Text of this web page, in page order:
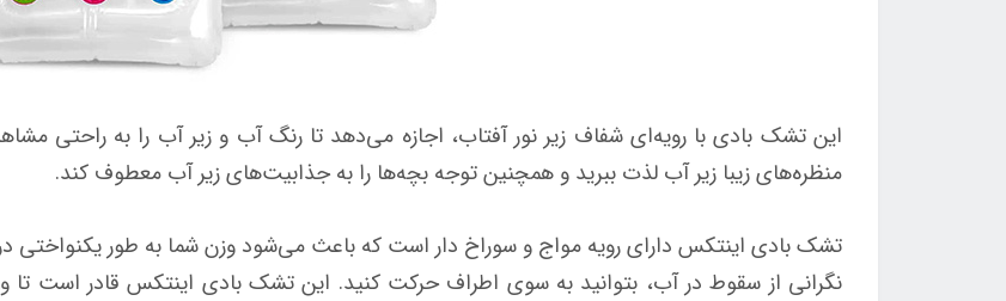
این تشک بادی با رویه‌ای شفاف زیر نور آفتاب، اجازه می‌دهد تا رنگ آب و زیر آب را به راحتی
منظره‌های زیبا زیر آب لذت ببرید و همچنین توجه بچه‌ها را به جذابیت‌های زیر آب معطوف کند.
تشک بادی اینتکس دارای رویه مواج و سوراخ دار است که باعث می‌شود وزن شما به طور